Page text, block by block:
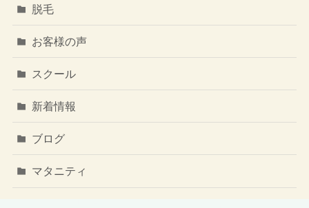
脱毛
お客様の声
スクール
新着情報
ブログ
マタニティ